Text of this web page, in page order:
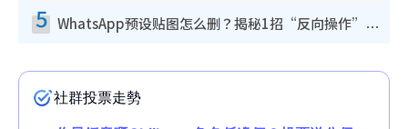
5 WhatsApp预设贴图怎么删？揭秘1招“反向操作”还原简洁界面 附3步实测教程